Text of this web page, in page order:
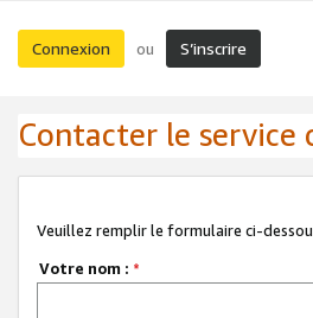
Connexion ou S’inscrire
Contacter le service
Veuillez remplir le formulaire ci-
Votre nom : *